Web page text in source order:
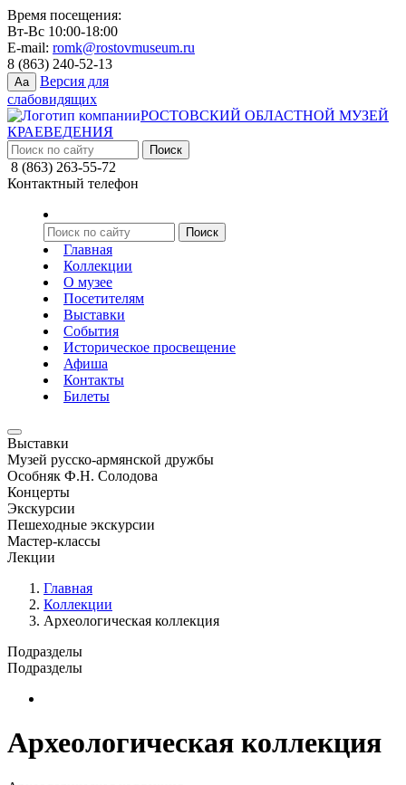
Время посещения:
Вт-Вс 10:00-18:00
E-mail: romk@rostovmuseum.ru
8 (863) 240-52-13
Aa
Версия для
слабовидящих
РОСТОВСКИЙ ОБЛАСТНОЙ МУЗЕЙ
КРАЕВЕДЕНИЯ
8 (863) 263-55-72
Контактный телефон
Главная
Коллекции
О музее
Посетителям
Выставки
События
Историческое просвещение
Афиша
Контакты
Билеты
Выставки
Музей русско-армянской дружбы
Особняк Ф.Н. Солодова
Концерты
Экскурсии
Пешеходные экскурсии
Мастер-классы
Лекции
Главная
Коллекции
Археологическая коллекция
Подразделы
Подразделы
Археологическая коллекция